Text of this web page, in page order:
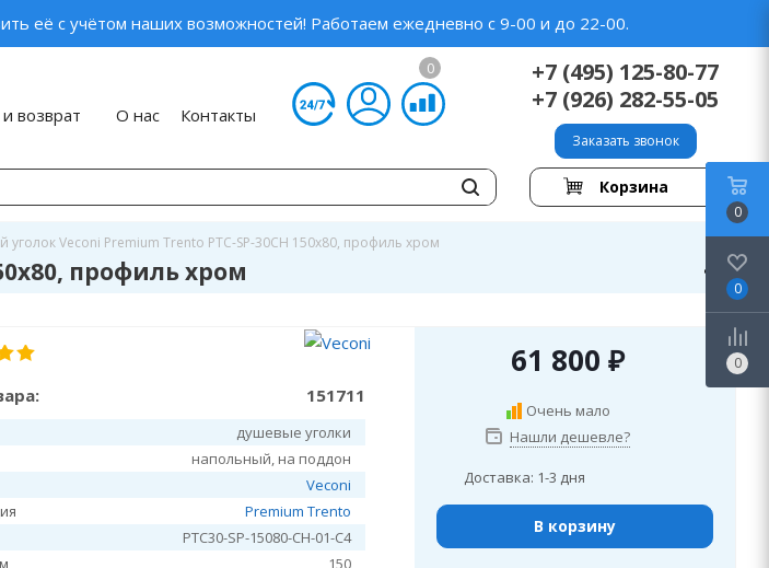
её с учётом наших возможностей! Работаем ежедневно с 9-00 и до 22-00.
возврат О нас Контакты
0
+7 (495) 125-80-77
+7 (926) 282-55-05
Заказать звонок
Корзина
уголок Veconi Premium Trento PTC-SP-30CH 150x80, профиль хром
профиль хром
151711
душевые уголки
напольный, на поддон
Veconi
Premium Trento
PTC30-SP-15080-CH-01-C4
150
61 800 ₽
Очень мало
Нашли дешевле?
Доставка: 1-3 дня
В корзину
0
0
0